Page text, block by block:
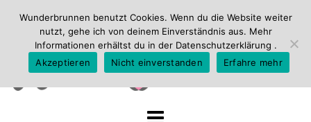
Wunderbrunnen benutzt Cookies. Wenn du die Website weiter
nutzt, gehe ich von deinem Einverständnis aus. Mehr
Informationen erhältst du in der Datenschutzerklärung .
Akzeptieren
Nicht einverstanden Erfahre mehr